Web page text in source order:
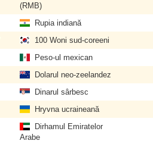
(RMB)
Rupia indiană
100 Woni sud-coreeni
Peso-ul mexican
Dolarul neo-zeelandez
Dinarul sârbesc
Hryvna ucraineană
Dirhamul Emiratelor
Arabe